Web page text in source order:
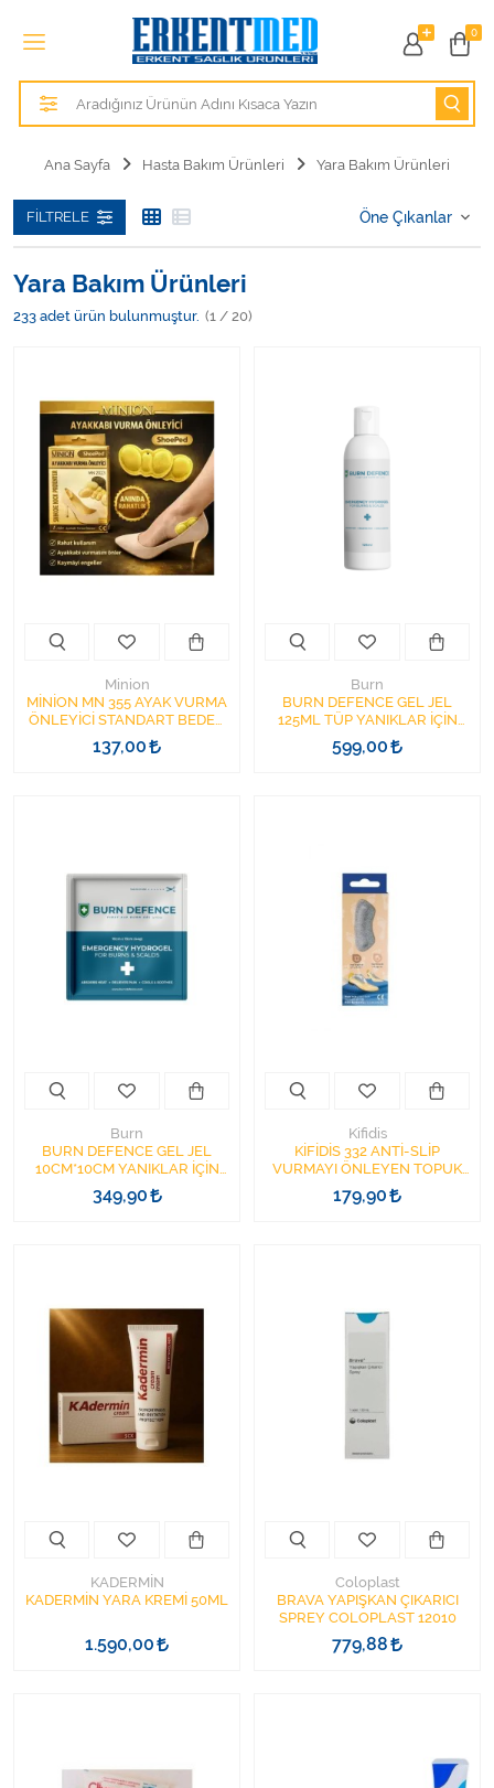
0
Tüm Kategoriler
Alezler
Hasta Bakım Ürünleri
Hastane Mobilyaları
Kişisel Bakım ve Sağlık
Kişisel Bakım ve Sağlık
Medikal Teksil
Sarf Malzemeleri
Sarf Malzemeleri
Tıbbi Tekstil Ürünleri
Varis Çorapları
Ana Sayfa Hasta Bakım Ürünleri Yara Bakım Ürünleri
FILTRELE
Yara Bakım Ürünleri
233 adet ürün bulunmuştur. (1 / 20)
Minion
MİNİON MN 355 AYAK VURMA
ÖNLEYİCİ STANDART BEDEN
BLİSTER CUSHİON TOPUK
YASTIĞI
137,00
Burn
BURN DEFENCE GEL JEL
125ML TÜP YANIKLAR İÇİN
ACİL DURUM JELİ
599,00
Burn
BURN DEFENCE GEL JEL
10CM*10CM YANIKLAR İÇİN
ACİL DURUM JELİ
349,90
Kifidis
KİFİDİS 332 ANTİ-SLİP
VURMAYI ÖNLEYEN TOPUK
ARKALIĞI STANDART BEDEN
BLİSTER CUSHİON TOPUK
179,90
KADERMİN
KADERMİN YARA KREMİ 50ML
1.590,00
Coloplast
BRAVA YAPIŞKAN ÇIKARICI
SPREY COLOPLAST 12010
779,88